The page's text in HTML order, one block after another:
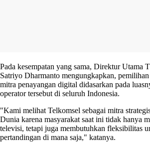
Pada kesempatan yang sama, Direktur Utama
Satriyo Dharmanto mengungkapkan,
mitra penayangan digital didasarkan pada
operator tersebut di seluruh Indonesia.
"Kami melihat Telkomsel sebagai mitra
Dunia karena masyarakat saat ini tidak hanya
televisi, tetapi juga membutuhkan fleksibilitas
pertandingan di mana saja," katanya.